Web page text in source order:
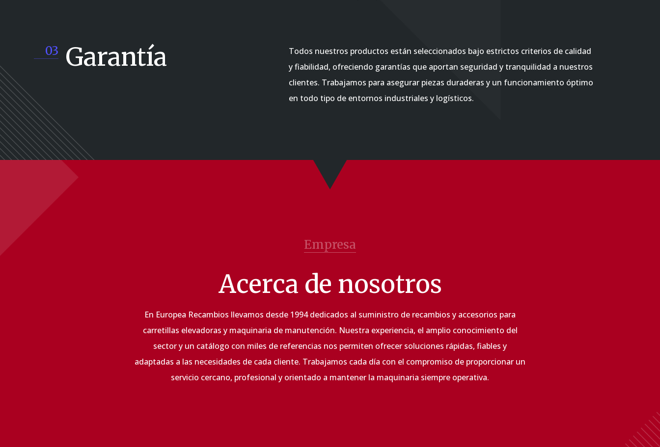
03 Garantía
Todos nuestros productos están seleccionados bajo estrictos criterios de calidad
y fiabilidad, ofreciendo garantías que aportan seguridad y tranquilidad a nuestros
clientes. Trabajamos para asegurar piezas duraderas y un funcionamiento óptimo
en todo tipo de entornos industriales y logísticos.
Empresa
Acerca de nosotros
En Europea Recambios llevamos desde 1994 dedicados al suministro de recambios y accesorios para
carretillas elevadoras y maquinaria de manutención. Nuestra experiencia, el amplio conocimiento del
sector y un catálogo con miles de referencias nos permiten ofrecer soluciones rápidas, fiables y
adaptadas a las necesidades de cada cliente. Trabajamos cada día con el compromiso de proporcionar un
servicio cercano, profesional y orientado a mantener la maquinaria siempre operativa.